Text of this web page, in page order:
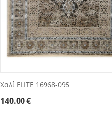
Χαλί ELITE 16968-095
140.00€